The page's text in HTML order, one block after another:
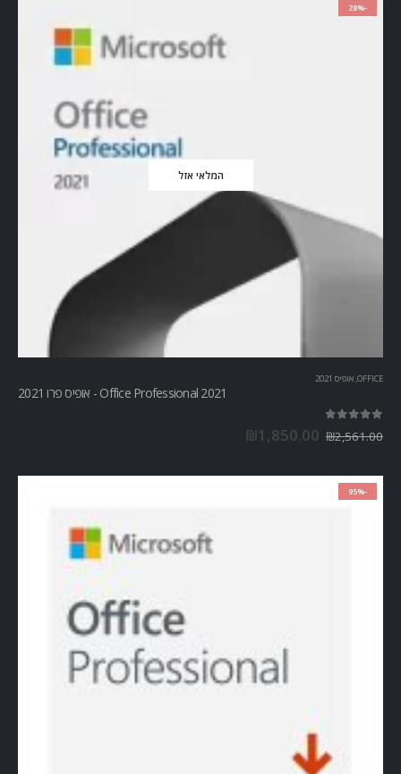
-28%
המלאי אזל
OFFICE
, אופיס 2021
Office Professional 2021 - אופיס פרו 2021
₪2,561.00
₪1,850.00
-95%